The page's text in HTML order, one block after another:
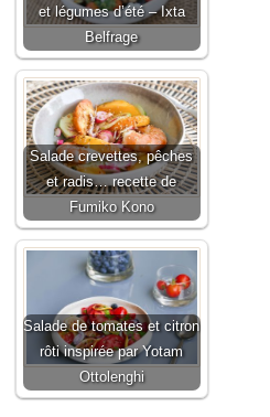
et légumes d’été – Ixta
Belfrage
Salade crevettes, pêches
et radis… recette de
Fumiko Kono
Salade de tomates et citron
rôti inspirée par Yotam
Ottolenghi